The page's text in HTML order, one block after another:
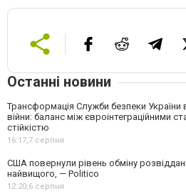
Останні новини
Трансформація Служби безпеки України
війни: баланс між євроінтеграційними
стійкістю
16:17,7 серпня
США повернули рівень обміну
найвищого, — Politico
12:20,6 серпня